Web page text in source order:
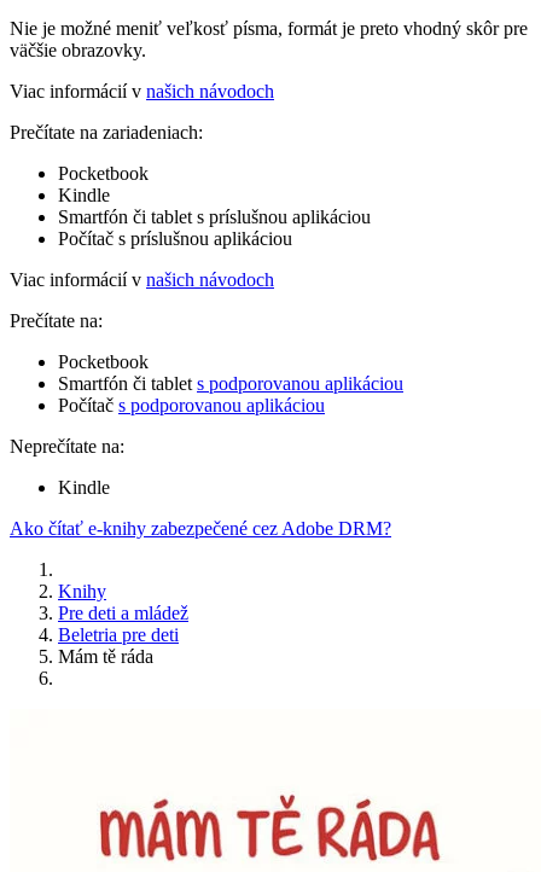
Nie je možné meniť veľkosť písma, formát je preto vhodný skôr pre
väčšie obrazovky.
Viac informácií v našich návodoch
Prečítate na zariadeniach:
Pocketbook
Kindle
Smartfón či tablet s príslušnou aplikáciou
Počítač s príslušnou aplikáciou
Viac informácií v našich návodoch
Prečítate na:
Pocketbook
Smartfón či tablet s podporovanou aplikáciou
Počítač s podporovanou aplikáciou
Neprečítate na:
Kindle
Ako čítať e-knihy zabezpečené cez Adobe DRM?
Knihy
Pre deti a mládež
Beletria pre deti
Mám tě ráda